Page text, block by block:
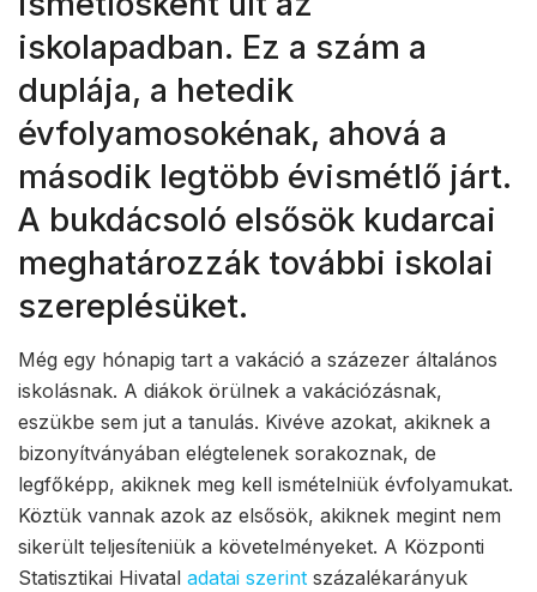
iskolapadban. Ez a szám a
duplája, a hetedik
évfolyamosokénak, ahová a
második legtöbb évismétlő járt.
A bukdácsoló elsősök kudarcai
meghatározzák további iskolai
szereplésüket.
Még egy hónapig tart a vakáció a százezer általános
iskolásnak. A diákok örülnek a vakációzásnak,
eszükbe sem jut a tanulás. Kivéve azokat, akiknek a
bizonyítványában elégtelenek sorakoznak, de
legfőképp, akiknek meg kell ismételniük évfolyamukat.
Köztük vannak azok az elsősök, akiknek megint nem
sikerült teljesíteniük a követelményeket. A Központi
Statisztikai Hivatal adatai szerint százalékarányuk